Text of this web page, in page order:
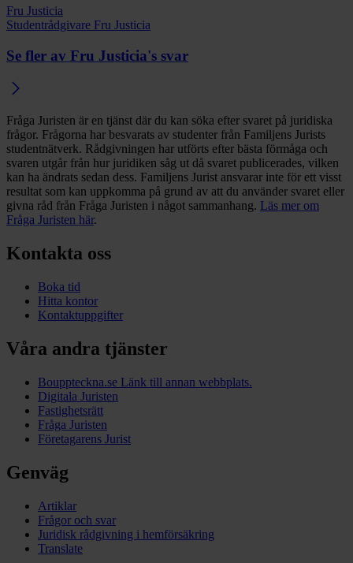
Fru Justicia
Studentrådgivare Fru Justicia
Se fler av Fru Justicia's svar
Fråga Juristen är en tjänst där du kan söka efter svaret på juridiska
frågor. Frågorna har besvarats av studenter från Familjens Jurists
studentnätverk. Rådgivningen har utförts efter bästa förmåga och
svaren utgår från hur juridiken såg ut då svaret publicerades, vilken
kan ha ändrats sedan dess. Familjens Jurist ansvarar inte för ett visst
resultat som kan uppkomma på grund av att du använder svaret eller
givna råd från Fråga Juristen i något sammanhang. Läs mer om
Fråga Juristen här.
Kontakta oss
Boka tid
Hitta kontor
Kontaktuppgifter
Våra andra tjänster
Bouppteckna.se Länk till annan webbplats.
Digitala Juristen
Fastighetsrätt
Fråga Juristen
Företagarens Jurist
Genväg
Artiklar
Frågor och svar
Juridisk rådgivning i hemförsäkring
Translate